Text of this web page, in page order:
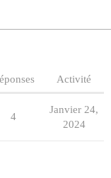
Activité
4
Janvier 24,
2024